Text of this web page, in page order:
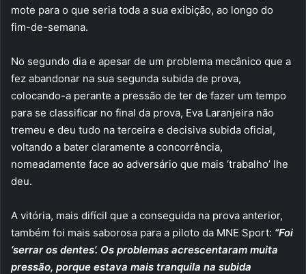
mote para o que seria toda a sua exibição, ao longo do
fim-de-semana.
No segundo dia e apesar de um problema mecânico que a
fez abandonar na sua segunda subida de prova,
colocando-a perante a pressão de ter de fazer um tempo
para se classificar no final da prova, Eva Laranjeira não
tremeu e deu tudo na terceira e decisiva subida oficial,
voltando a bater claramente a concorrência,
nomeadamente face ao adversário que mais ‘trabalho’ lhe
deu.
A vitória, mais difícil que a conseguida na prova anterior,
também foi mais saborosa para a piloto da MNE Sport: “Foi
‘serrar os dentes’. Os problemas acrescentaram muita
pressão, porque estava mais tranquila na subida